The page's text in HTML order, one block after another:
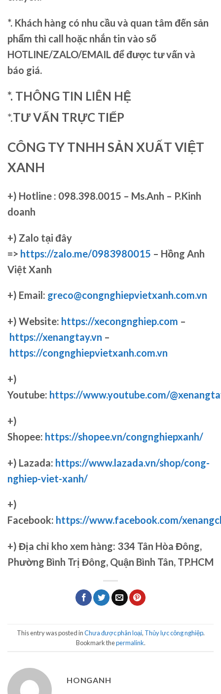
*. Khách hàng có nhu cầu và quan tâm đến sản
phẩm thì call hoặc nhắn tin vào số
HOTLINE/ZALO/EMAIL để được tư vấn và
báo giá.
*. THÔNG TIN LIÊN HỆ
*.TƯ VẤN TRỰC TIẾP
CÔNG TY TNHH SẢN XUẤT VIỆT
XANH
+) Hotline : 098.398.0015 – Ms.Anh – P.Kinh
doanh
+) Zalo tại đây
=> https://zalo.me/0983980015 – Hồng Anh
Việt Xanh
+) Email: greco@congnghiepvietxanh.com.vn
+) Website: https://xecongnghiep.com –
https://xenangtay.vn –
https://congnghiepvietxanh.com.vn
+)
Youtube: https://www.youtube.com/
+)
Shopee: https://shopee.vn/congnghiepxanh/
+) Lazada: https://www.lazada.vn/shop/cong-
nghiep-viet-xanh/
+)
Facebook: https://www.facebook.com/
+) Địa chỉ kho xem hàng: 334 Tân Hòa Đông,
Phường Bình Trị Đông, Quận Bình Tân, TP.HCM
This entry was posted inChưa được phân loại, Thủy lực công nghiệp.
Bookmark thepermalink.
HONGANH